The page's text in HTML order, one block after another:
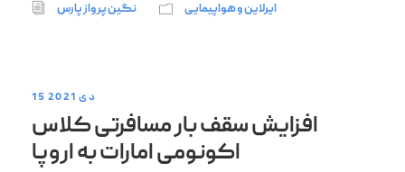
نگین پرواز پارس ایرلاین و هواپیمایی
15 دی 2021
افزایش سقف بار مسافرتی کلاس
اکونومی امارات به اروپا